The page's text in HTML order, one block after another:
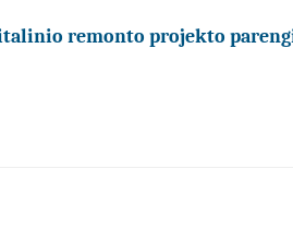
remonto projekto